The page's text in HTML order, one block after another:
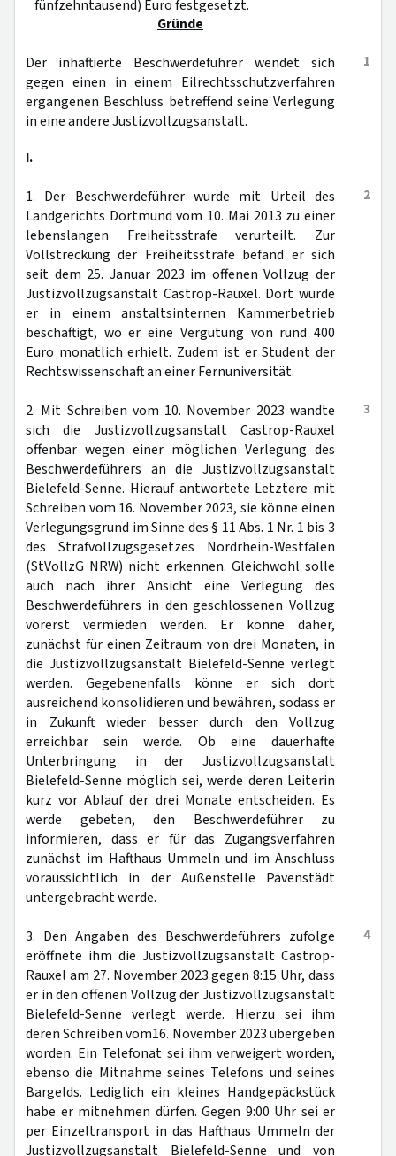
fünfzehntausend) Euro festgesetzt.
Gründe
1
Der inhaftierte Beschwerdeführer wendet sich
gegen einen in einem Eilrechtsschutzverfahren
ergangenen Beschluss betreffend seine Verlegung
in eine andere Justizvollzugsanstalt.
I.
2
1. Der Beschwerdeführer wurde mit Urteil des
Landgerichts Dortmund vom 10. Mai 2013 zu einer
lebenslangen Freiheitsstrafe verurteilt. Zur
Vollstreckung der Freiheitsstrafe befand er sich
seit dem 25. Januar 2023 im offenen Vollzug der
Justizvollzugsanstalt Castrop-Rauxel. Dort wurde
er in einem anstaltsinternen Kammerbetrieb
beschäftigt, wo er eine Vergütung von rund 400
Euro monatlich erhielt. Zudem ist er Student der
Rechtswissenschaft an einer Fernuniversität.
3
2. Mit Schreiben vom 10. November 2023 wandte
sich die Justizvollzugsanstalt Castrop-Rauxel
offenbar wegen einer möglichen Verlegung des
Beschwerdeführers an die Justizvollzugsanstalt
Bielefeld-Senne. Hierauf antwortete Letztere mit
Schreiben vom 16. November 2023, sie könne einen
Verlegungsgrund im Sinne des § 11 Abs. 1 Nr. 1 bis 3
des Strafvollzugsgesetzes Nordrhein-Westfalen
(StVollzG NRW) nicht erkennen. Gleichwohl solle
auch nach ihrer Ansicht eine Verlegung des
Beschwerdeführers in den geschlossenen Vollzug
vorerst vermieden werden. Er könne daher,
zunächst für einen Zeitraum von drei Monaten, in
die Justizvollzugsanstalt Bielefeld-Senne verlegt
werden. Gegebenenfalls könne er sich dort
ausreichend konsolidieren und bewähren, sodass er
in Zukunft wieder besser durch den Vollzug
erreichbar sein werde. Ob eine dauerhafte
Unterbringung in der Justizvollzugsanstalt
Bielefeld-Senne möglich sei, werde deren Leiterin
kurz vor Ablauf der drei Monate entscheiden. Es
werde gebeten, den Beschwerdeführer zu
informieren, dass er für das Zugangsverfahren
zunächst im Hafthaus Ummeln und im Anschluss
voraussichtlich in der Außenstelle Pavenstädt
untergebracht werde.
4
3. Den Angaben des Beschwerdeführers zufolge
eröffnete ihm die Justizvollzugsanstalt Castrop-
Rauxel am 27. November 2023 gegen 8:15 Uhr, dass
er in den offenen Vollzug der Justizvollzugsanstalt
Bielefeld-Senne verlegt werde. Hierzu sei ihm
deren Schreiben vom16. November 2023 übergeben
worden. Ein Telefonat sei ihm verweigert worden,
ebenso die Mitnahme seines Telefons und seines
Bargelds. Lediglich ein kleines Handgepäckstück
habe er mitnehmen dürfen. Gegen 9:00 Uhr sei er
per Einzeltransport in das Hafthaus Ummeln der
Justizvollzugsanstalt Bielefeld-Senne und von